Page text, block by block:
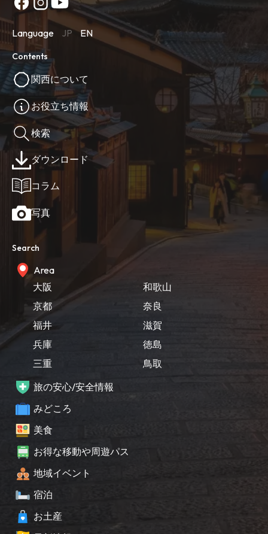
Language JP EN
Contents
関西について
お役立ち情報
検索
ダウンロード
コラム
写真
Search
Area
大阪
京都
福井
兵庫
三重
和歌山
奈良
滋賀
徳島
鳥取
旅の安心/安全情報
みどころ
美食
お得な移動や周遊パス
地域イベント
宿泊
お土産